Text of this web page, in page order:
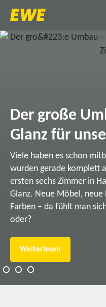
Der große
Glanz für
Viele haben es schon
wurden gerade komplett
ersten sechs Zimmer in
Glanz. Neue Möbel, neue
Farben – da fühlt man
oder?
Weiterlesen